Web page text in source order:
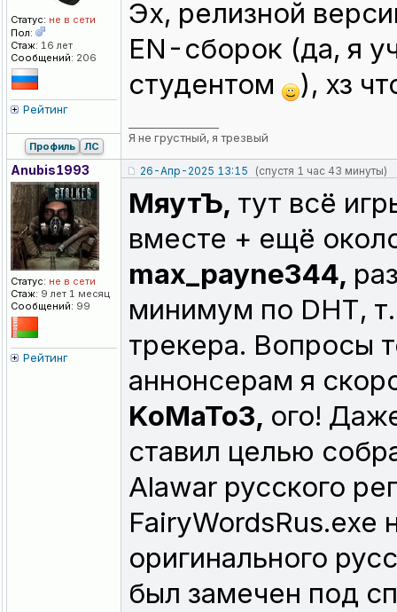
Статус: не в сети
Пол:
Стаж: 16 лет
Сообщений: 206
Рейтинг
Эх, релизной
EN-сборок (да, я
студентом
), хз
Я не грустный, я трезвый
Профиль ЛС
Anubis1993
Статус: не в сети
Стаж: 9 лет 1 месяц
Сообщений: 99
Рейтинг
26-Апр-2025 13:15 (спустя 1 час 43 минуты)
МяутЪ, тут всё
вместе + ещё
max_payne344,
минимум по DHT,
трекера. Вопросы
аннонсерам я
KoMaTo3, ого!
ставил целью
Alawar русского
FairyWordsRus.exe
оригинального
был замечен под